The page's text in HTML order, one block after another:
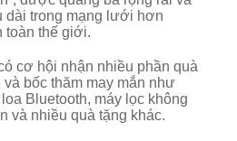
dài trong mạng lưới hơn
toàn thế giới.
cơ hội nhận nhiều phần quà
bốc thăm may mắn như
Bluetooth, máy lọc không
và nhiều quà tặng khác.